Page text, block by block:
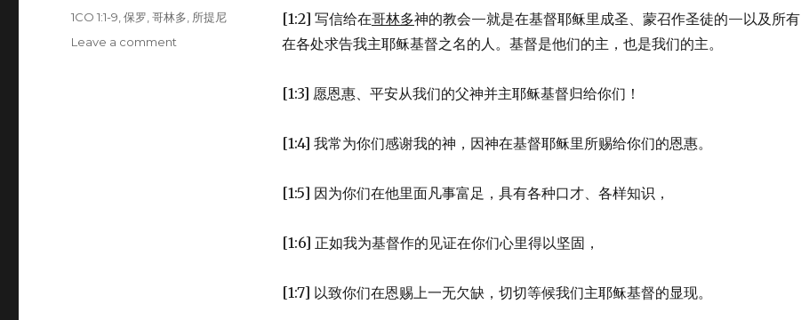
[1:2] 写信给在哥林多神的教会—就是在基督耶稣里成圣、蒙召作圣徒的—以及所有
在各处求告我主耶稣基督之名的人。基督是他们的主，也是我们的主。
[1:3] 愿恩惠、平安从我们的父神并主耶稣基督归给你们！
[1:4] 我常为你们感谢我的神，因神在基督耶稣里所赐给你们的恩惠。
[1:5] 因为你们在他里面凡事富足，具有各种口才、各样知识，
[1:6] 正如我为基督作的见证在你们心里得以坚固，
[1:7] 以致你们在恩赐上一无欠缺，切切等候我们主耶稣基督的显现。
Tags
1CO 1:1-9 ,保罗 ,哥林多 所提尼
Leave a comment